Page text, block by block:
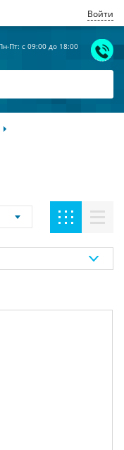
Войти
Пт: с 09:00 до 18:00